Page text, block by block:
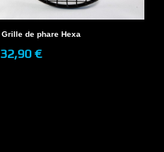
Grille de phare Hexa
32,90 €